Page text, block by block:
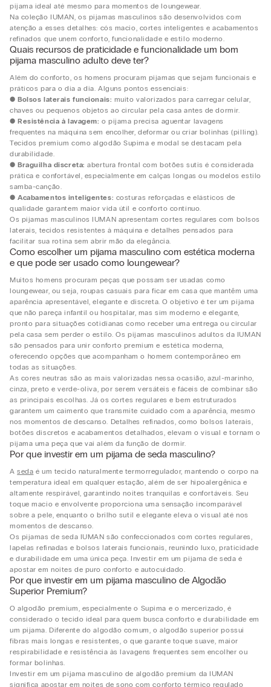
pijama ideal até mesmo para momentos de loungewear.
Na coleção IUMAN, os pijamas masculinos são desenvolvidos com
atenção a esses detalhes: cós macio, cortes inteligentes e acabamentos
refinados que unem conforto, funcionalidade e estilo moderno.
Quais recursos de praticidade e funcionalidade um bom
pijama masculino adulto deve ter?
Além do conforto, os homens procuram pijamas que sejam funcionais e
práticos para o dia a dia. Alguns pontos essenciais:
●Bolsos laterais funcionais: muito valorizados para carregar celular,
chaves ou pequenos objetos ao circular pela casa antes de dormir.
●Resistência à lavagem: o pijama precisa aguentar lavagens
frequentes na máquina sem encolher, deformar ou criar bolinhas (pilling).
Tecidos premium como algodão Supima e modal se destacam pela
durabilidade.
●Braguilha discreta: abertura frontal com botões sutis é considerada
prática e confortável, especialmente em calças longas ou modelos estilo
samba-canção.
●Acabamentos inteligentes: costuras reforçadas e elásticos de
qualidade garantem maior vida útil e conforto contínuo.
Os pijamas masculinos IUMAN apresentam cortes regulares com bolsos
laterais, tecidos resistentes à máquina e detalhes pensados para
facilitar sua rotina sem abrir mão da elegância.
Como escolher um pijama masculino com estética moderna
e que pode ser usado como loungewear?
Muitos homens procuram peças que possam ser usadas como
loungewear, ou seja, roupas casuais para ficar em casa que mantêm uma
aparência apresentável, elegante e discreta. O objetivo é ter um pijama
que não pareça infantil ou hospitalar, mas sim moderno e elegante,
pronto para situações cotidianas como receber uma entrega ou circular
pela casa sem perder o estilo. Os pijamas masculinos adultos da IUMAN
são pensados para unir conforto premium e estética moderna,
oferecendo opções que acompanham o homem contemporâneo em
todas as situações.
As cores neutras são as mais valorizadas nessa ocasião, azul-marinho,
cinza, preto e verde-oliva, por serem versáteis e fáceis de combinar são
as principais escolhas. Já os cortes regulares e bem estruturados
garantem um caimento que transmite cuidado com a aparência, mesmo
nos momentos de descanso. Detalhes refinados, como bolsos laterais,
botões discretos e acabamentos detalhados, elevam o visual e tornam o
pijama uma peça que vai além da função de dormir.
Por que investir em um pijama de seda masculino?
Aseda é um tecido naturalmente termorregulador, mantendo o corpo na
temperatura ideal em qualquer estação, além de ser hipoalergênica e
altamente respirável, garantindo noites tranquilas e confortáveis. Seu
toque macio e envolvente proporciona uma sensação incomparável
sobre a pele, enquanto o brilho sutil e elegante eleva o visual até nos
momentos de descanso.
Os pijamas de seda IUMAN são confeccionados com cortes regulares,
lapelas refinadas e bolsos laterais funcionais, reunindo luxo, praticidade
e durabilidade em uma única peça. Investir em um pijama de seda é
apostar em noites de puro conforto e autocuidado.
Por que investir em um pijama masculino de Algodão
Superior Premium?
O algodão premium, especialmente o Supima e o mercerizado, é
considerado o tecido ideal para quem busca conforto e durabilidade em
um pijama. Diferente do algodão comum, o algodão superior possui
fibras mais longas e resistentes, o que garante toque suave, maior
respirabilidade e resistência às lavagens frequentes sem encolher ou
formar bolinhas.
Investir em um pijama masculino de algodão premium da IUMAN
significa apostar em noites de sono com conforto térmico regulado